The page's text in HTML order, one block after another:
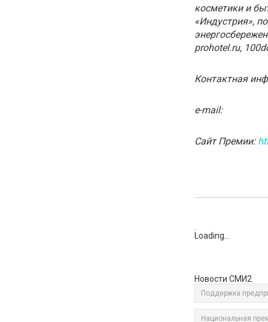
косметики и
«Индустрия»,
prohotel.ru,
Контактная
e-mail:
Сайт Премии:
: Loading...
Новости СМИ2
Поддержка
Национальная